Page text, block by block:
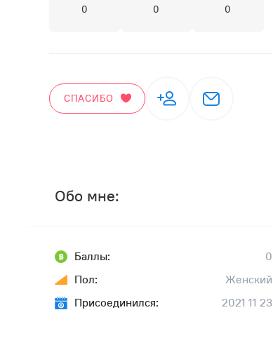
0 0 0
СПАСИБО
Обо мне:
Баллы:
0
Пол:
Женский
Присоединился:
2021 11 23